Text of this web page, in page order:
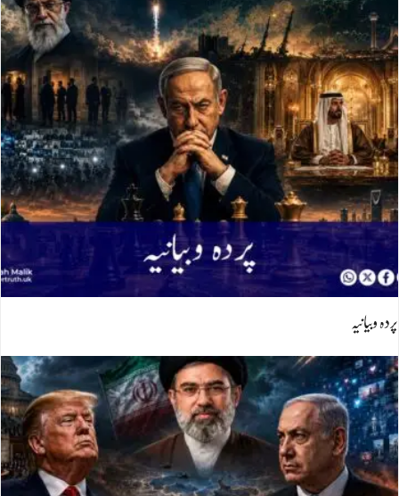
پردہ وبیانیہ